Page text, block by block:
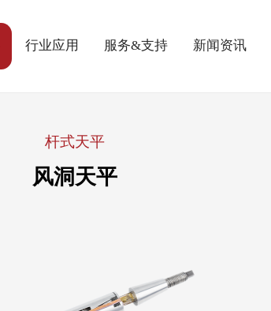
新闻资讯
服务&支持
行业应用
杆式天平
风洞天平